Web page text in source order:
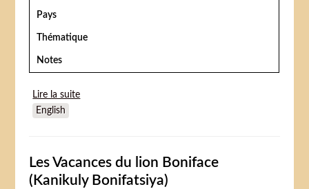
Pays
Thématique
Notes
Lire la suite
English
Les Vacances du lion Boniface
(Kanikuly Bonifatsiya)